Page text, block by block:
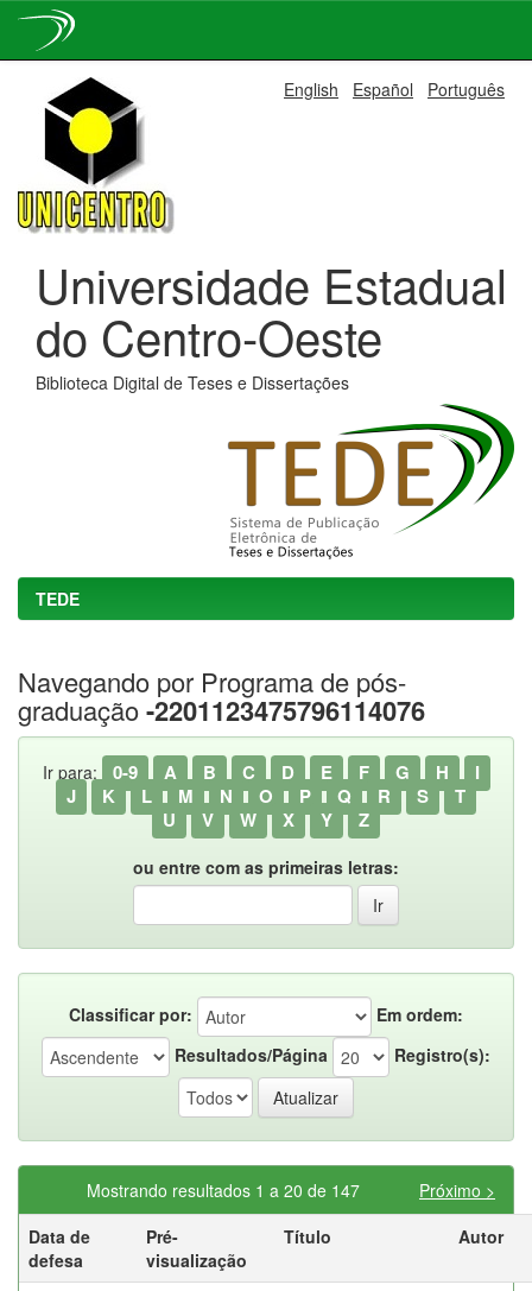
navigation
English Español Português
Universidade Estadual
do Centro-Oeste
Biblioteca Digital de Teses e Dissertações
TEDE
Navegando por Programa de pós-
graduação-2201123475796114076
Ir para: 0-9 A B C D E F G H
I
J
K L M N O P Q R S
T
U
V W X Y Z
ou entre com as primeiras letras:
Classificar por:
Em ordem:
Resultados/Página
Registro(s):
Mostrando resultados 1 a 20 de 147
Próximo >
Data de
defesa
Pré-
visualização
Título Autor